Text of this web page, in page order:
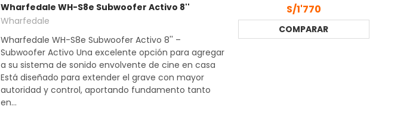
Wharfedale WH-S8e Subwoofer Activo 8''
Wharfedale
Wharfedale WH-S8e Subwoofer Activo 8'' –
Subwoofer Activo Una excelente opción para agregar
a su sistema de sonido envolvente de cine en casa
Está diseñado para extender el grave con mayor
autoridad y control, aportando fundamento tanto
en...
S/1'770
COMPARAR